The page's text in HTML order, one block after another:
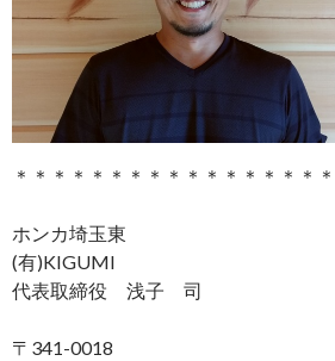
＊＊＊＊＊＊＊＊＊＊＊＊＊＊＊＊
ホンカ埼玉東
(有)KIGUMI
代表取締役 浅子 司
〒341-0018